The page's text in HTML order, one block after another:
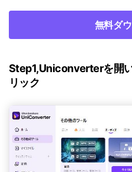
無料ダ
Step1,Uniconverterを開
リック